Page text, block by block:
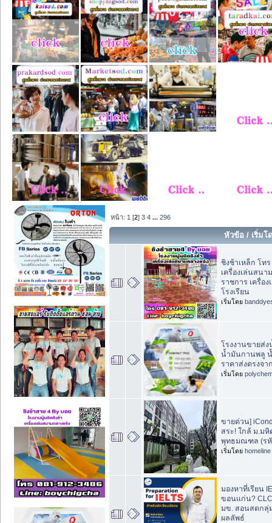
หน้า: 1 [2]3 4 ...296
หัวข้อ / เริ่มโ
ชิงช้าเหล็ก โท
เครื่องเล่นสน
ราชการ เครื่อ
โรงเรียน
เริ่มโดย
โรงงานขายส่
น้ำมันกานพลู
ราคาส่งตรงจา
เริ่มโดย
ขายด่วน]
สระ! ใกล้ ม.มหิ
พุทธมณฑล (รหั
เริ่มโดย homeline
มองหาที่เรียน
ขอนแก่น?
มข. สอนสดกลุ่
ผลลัพธ์